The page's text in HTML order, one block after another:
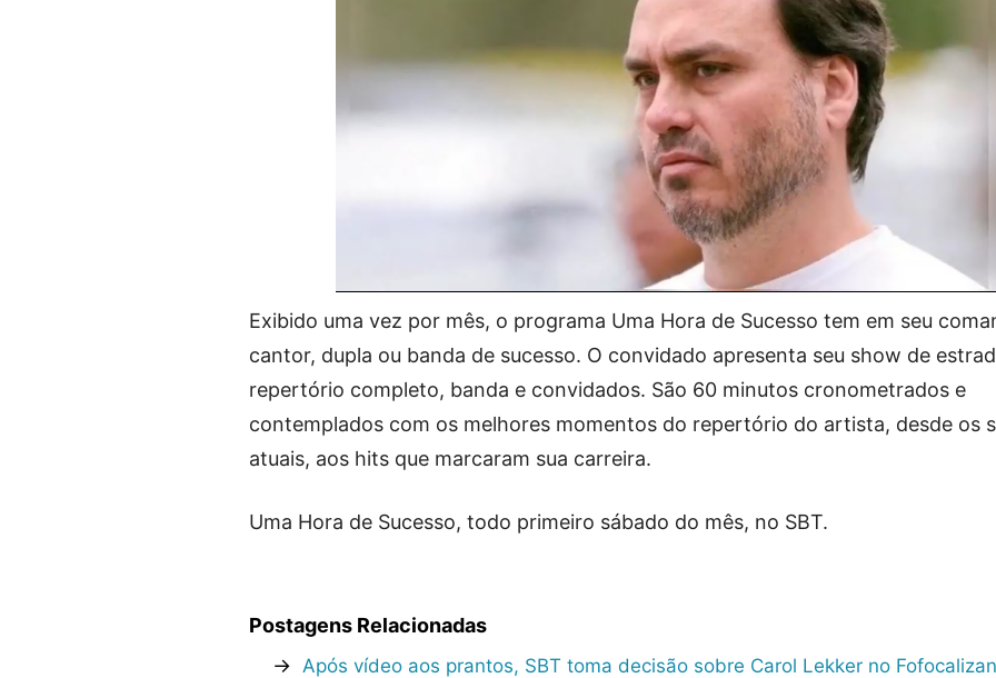
Exibido uma vez por mês, o programa Uma Hora de Sucesso tem em seu
cantor, dupla ou banda de sucesso. O convidado apresenta seu show de
repertório completo, banda e convidados. São 60 minutos cronometrados e
contemplados com os melhores momentos do repertório do artista, desde os
atuais, aos hits que marcaram sua carreira.
Uma Hora de Sucesso, todo primeiro sábado do mês, no SBT.
Postagens Relacionadas
→ Após vídeo aos prantos, SBT toma decisão sobre Carol Lekker no